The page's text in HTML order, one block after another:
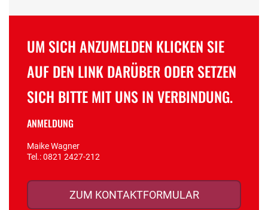
UM SICH ANZUMELDEN KLICKEN SIE
AUF DEN LINK DARÜBER ODER SETZEN
SICH BITTE MIT UNS IN VERBINDUNG.
ANMELDUNG
Maike Wagner
Tel.:0821 2427-212
ZUM KONTAKTFORMULAR